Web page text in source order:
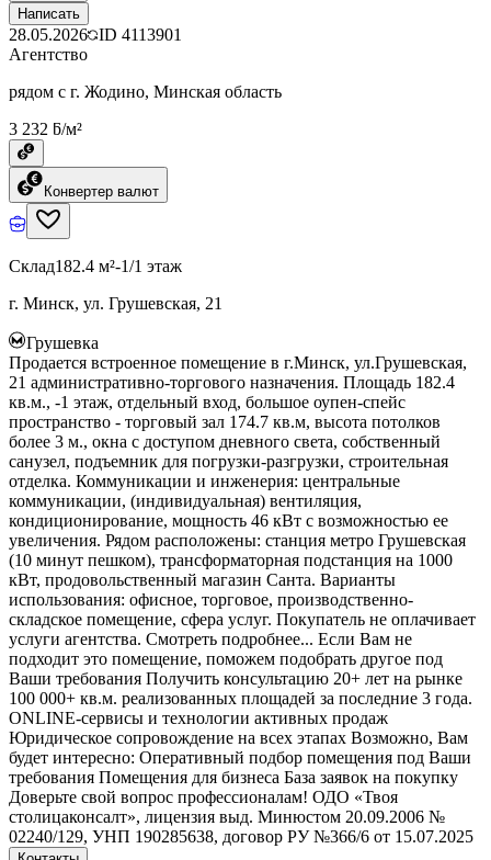
Написать
28.05.2026 ID 4113901
Агентство
рядом с г. Жодино, Минская область
3 232 ƃ/м²
Конвертер валют
Склад182.4 м²-1/1 этаж
г. Минск, ул. Грушевская, 21
Грушевка
Продается встроенное помещение в г.Минск, ул.Грушевская,
21 административно-торгового назначения. Площадь 182.4
кв.м., -1 этаж, отдельный вход, большое оупен-спейс
пространство - торговый зал 174.7 кв.м, высота потолков
более 3 м., окна с доступом дневного света, собственный
санузел, подъемник для погрузки-разгрузки, строительная
отделка. Коммуникации и инженерия: центральные
коммуникации, (индивидуальная) вентиляция,
кондиционирование, мощность 46 кВт с возможностью ее
увеличения. Рядом расположены: станция метро Грушевская
(10 минут пешком), трансформаторная подстанция на 1000
кВт, продовольственный магазин Санта. Варианты
использования: офисное, торговое, производственно-
складское помещение, сфера услуг. Покупатель не оплачивает
услуги агентства. Смотреть подробнее... Если Вам не
подходит это помещение, поможем подобрать другое под
Ваши требования Получить консультацию 20+ лет на рынке
100 000+ кв.м. реализованных площадей за последние 3 года.
ONLINE-сервисы и технологии активных продаж
Юридическое сопровождение на всех этапах Возможно, Вам
будет интересно: Оперативный подбор помещения под Ваши
требования Помещения для бизнеса База заявок на покупку
Доверьте свой вопрос профессионалам! ОДО «Твоя
столицаконсалт», лицензия выд. Минюстом 20.09.2006 №
02240/129, УНП 190285638, договор РУ №366/6 от 15.07.2025